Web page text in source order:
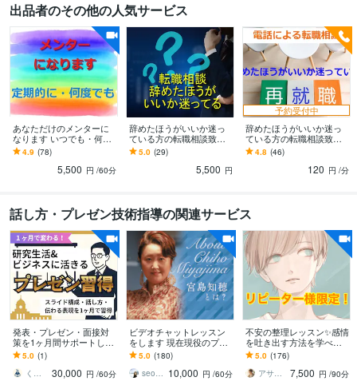
出品者のその他の人気サービス
あなただけのメンターに
なります いつでも・何度
でも、 同じ目線で、対等
な立場で対話します。
4.9 (78)
5,500 円 /60分
辞めたほうがいいか迷っ
ている方の転職相談致し
ます 転職相談を公的機関
で１１年間おこなってき
5.0 (29)
5,500 円
予約受付中
辞めたほうがいいか迷っ
ている方の転職相談致し
ます 電話相談:転職相談を
公的機関で１１年間おこ
なってきました。
4.8 (46)
120 円 /分
話し方・プレゼン技術指導の関連サービス
発表・プレゼン・面接対
策を1ヶ月間サポートしま
す 入賞・採択・合格を本
気で目指す方へ。結果に
つながるプレゼン
5.0 (1)
くすりのみーた 学会発表＆面接練習
30,000 円 /60分
ビデオチャットレッスン
をします 現在現役のプロ
声優、ナレーターに支持
されている講師です。
5.0 (180)
seoritsu029 10,000 円 /60分
不安の整理レッスン✨感情
を吐き出す方法を学べま
す 半年以上ご利用のリピ
ーター様用です。安心で
きる居場所として✨
5.0 (176)
アサヒノ【悩み相談×メンタルパートナー】
7,500 円 /90分